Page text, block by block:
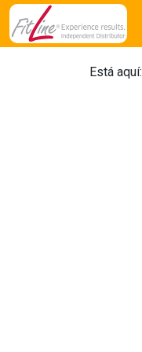
Está aquí: